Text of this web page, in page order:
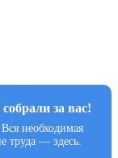
за вас!
необходимая
труда — здесь.